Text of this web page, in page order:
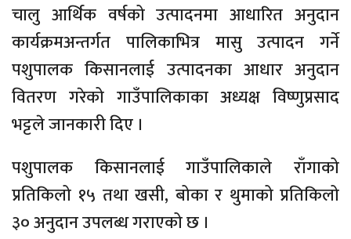
चालु आर्थिक वर्षको उत्पादनमा आधारित अनुदान
कार्यक्रमअन्तर्गत पालिकाभित्र मासु उत्पादन गर्ने
पशुपालक किसानलाई उत्पादनका आधार अनुदान
वितरण गरेको गाउँपालिकाका अध्यक्ष विष्णुप्रसाद
भट्टले जानकारी दिए ।
पशुपालक किसानलाई गाउँपालिकाले राँगाको
प्रतिकिलो १५ तथा खसी, बोका र थुमाको प्रतिकिलो
३० अनुदान उपलब्ध गराएको छ ।